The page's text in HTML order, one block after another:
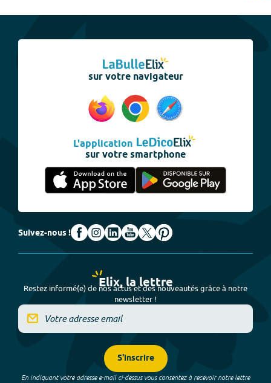
sur votre navigateur
L'application
sur votre smartphone
Suivez-nous !
Elix, la lettre
Restez informé(e) de nos actus et des nouveautés grâce à notre
newsletter !
S'inscrire
En indiquant votre adresse e-mail ci-dessus vous consentez à recevoir notre lettre